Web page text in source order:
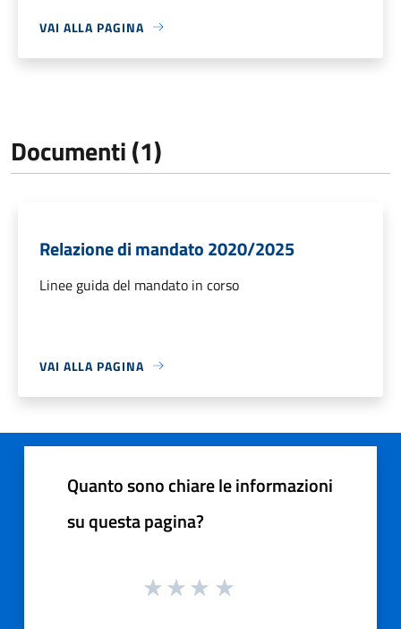
VAI ALLA PAGINA
Documenti (1)
Relazione di mandato 2020/2025
Linee guida del mandato in corso
VAI ALLA PAGINA
Quanto sono chiare le informazioni
su questa pagina?